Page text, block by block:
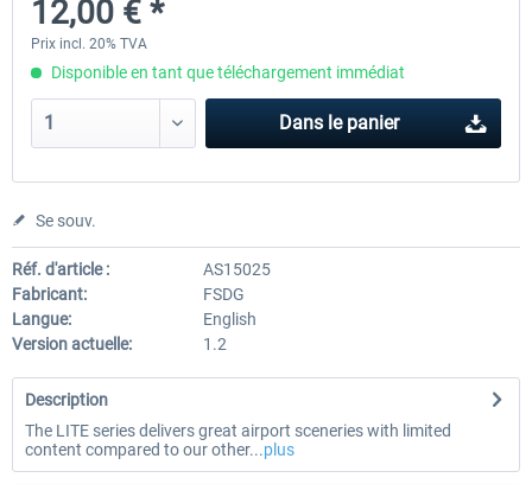
30,20 € *
12,00 € *
Prix incl. 20% TVA
Disponible en tant que téléchargement immédiat
Dans le panier
Se souv.
Réf. d'article :
AS15025
Fabricant:
FSDG
Langue:
English
Version actuelle:
1.2
Description
The LITE series delivers great airport sceneries with limited
content compared to our other...plus